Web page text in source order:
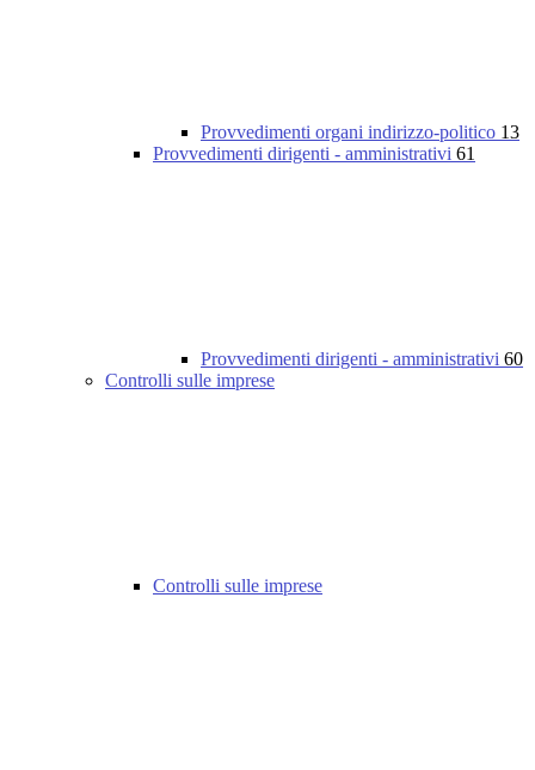
Provvedimenti organi indirizzo-politico 13
Provvedimenti dirigenti - amministrativi 61
Provvedimenti dirigenti - amministrativi 60
Controlli sulle imprese
Controlli sulle imprese